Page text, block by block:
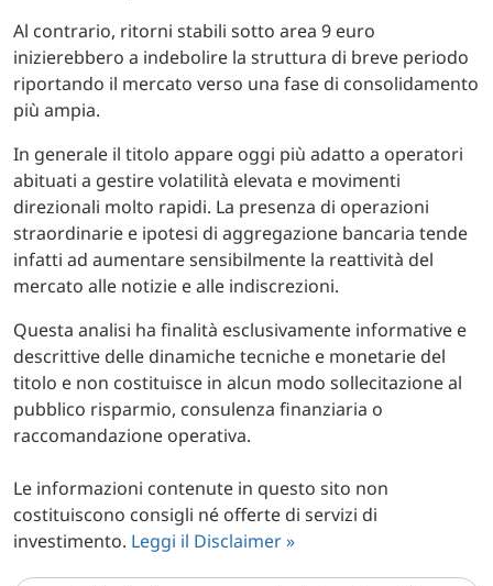
Al contrario, ritorni stabili sotto area 9 euro
inizierebbero a indebolire la struttura di breve periodo
riportando il mercato verso una fase di consolidamento
più ampia.
In generale il titolo appare oggi più adatto a operatori
abituati a gestire volatilità elevata e movimenti
direzionali molto rapidi. La presenza di operazioni
straordinarie e ipotesi di aggregazione bancaria tende
infatti ad aumentare sensibilmente la reattività del
mercato alle notizie e alle indiscrezioni.
Questa analisi ha finalità esclusivamente informative e
descrittive delle dinamiche tecniche e monetarie del
titolo e non costituisce in alcun modo sollecitazione al
pubblico risparmio, consulenza finanziaria o
raccomandazione operativa.
Le informazioni contenute in questo sito non
costituiscono consigli né offerte di servizi di
investimento. Leggi il Disclaimer »